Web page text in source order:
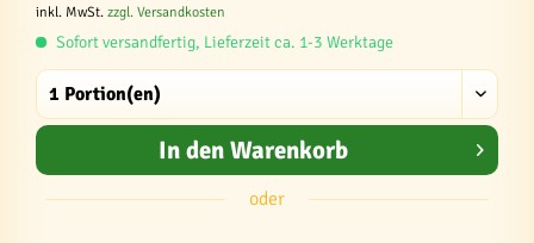
inkl. MwSt. zzgl. Versandkosten
Sofort versandfertig, Lieferzeit ca. 1-3 Werktage
In den Warenkorb
oder